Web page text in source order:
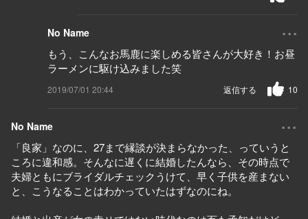
No Name ...
もう、こんなお馬鹿に楽しめる皆さんが大好き！お昼
ラーメンに駆け込みました笑
2019/07/01 20:44 10
返信する
No Name ...
「良家」なのに、27まで縁談が決まらなかった、っていうと
ころに違和感。そんなに遅くに結婚したんなら、その時点で
夫婦ともにブライダルチェックうけて、早く子供を産まない
と、こうなることはわかっていたはずなのにね。